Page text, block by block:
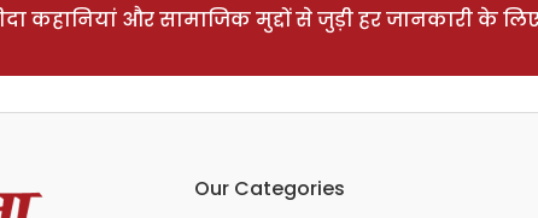
कहानियां और सामाजिक मुद्दों से जुड़ी हर जानकारी के
Our Categories